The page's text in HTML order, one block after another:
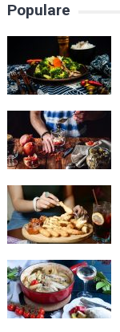
Populare